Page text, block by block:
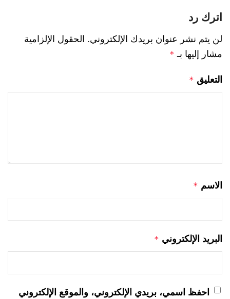
اترك رد
لن يتم نشر عنوان بريدك الإلكتروني. الحقول الإلزامية
مشار إليها بـ *
التعليق *
الاسم *
البريد الإلكتروني *
احفظ اسمي، بريدي الإلكتروني، والموقع الإلكتروني